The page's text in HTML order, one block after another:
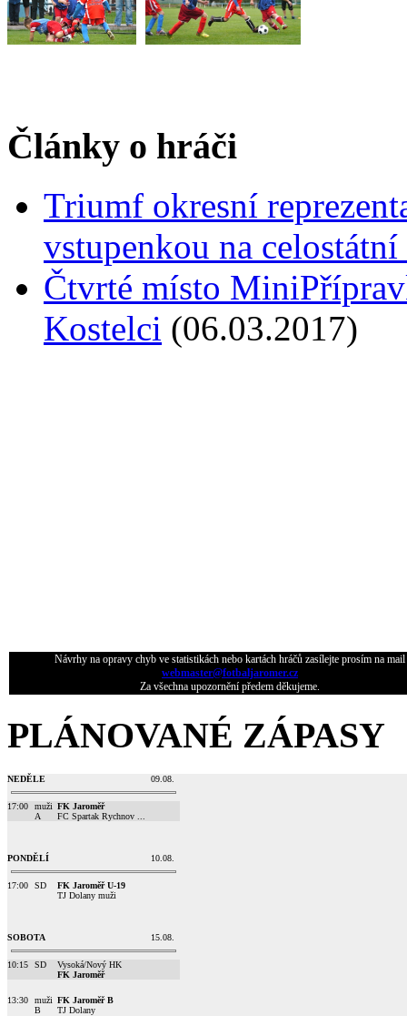
Články o hráči
Triumf okresní
vstupenkou na
Čtvrté místo
Kostelci (06.03.2017)
Návrhy na opravy chyb ve statistikách nebo kartách hráčů zasílejte prosím na mail
webmaster@fotbaljaromer.cz
Za všechna upozornění předem děkujeme.
PLÁNOVANÉ ZÁPASY
NEDĚLE 09.08.
17:00
muži
A
FK Jaroměř
FC Spartak Rychnov ...
PONDĚLÍ 10.08.
17:00 SD
FK Jaroměř U-19
TJ Dolany muži
SOBOTA 15.08.
10:15 SD
Vysoká/Nový HK
FK Jaroměř
13:30
muži
B
FK Jaroměř B
TJ Dolany